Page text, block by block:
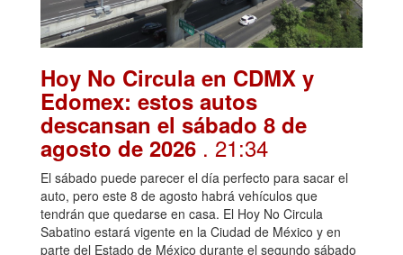
Hoy No Circula en CDMX y
Edomex: estos autos
descansan el sábado 8 de
agosto de 2026 . 21:34
El sábado puede parecer el día perfecto para sacar el
auto, pero este 8 de agosto habrá vehículos que
tendrán que quedarse en casa. El Hoy No Circula
Sabatino estará vigente en la Ciudad de México y en
parte del Estado de México durante el segundo sábado